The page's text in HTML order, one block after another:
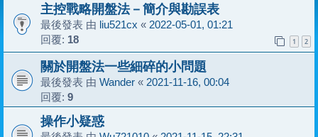
主控戰略開盤法－簡介與勘誤表
最後發表 由 liu521cx « 2022-05-01, 01:21
回覆: 18 1 2
關於開盤法一些細碎的小問題
最後發表 由 Wander « 2021-11-16, 00:04
回覆: 9
操作小疑惑